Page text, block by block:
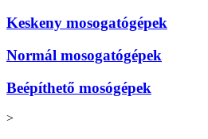
Keskeny mosogatógépek
Normál mosogatógépek
Beépíthető mosógépek
>